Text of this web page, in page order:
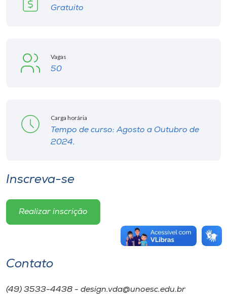
Gratuito
Vagas
50
Carga horária
Tempo de curso: Agosto a Outubro de
2024.
Inscreva-se
Realizar inscrição
Contato
(49) 3533-4438 - design.vda@unoesc.edu.br